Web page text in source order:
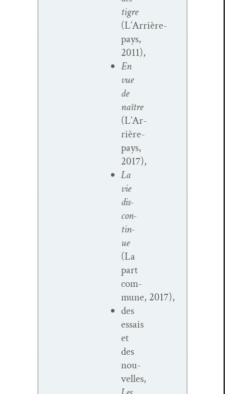
tigre
(L’Arrière-
pays,
2011),
En
vue
de
naître
(L’Ar­
rière-
pays,
2017),
La
vie
dis­
con­
tin­
ue
(La
part
com­
mune, 2017),
des
essais
et
des
nou­
velles,